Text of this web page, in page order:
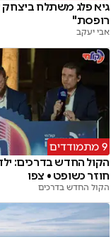
גיא פלג משתלח
רופסת"
אבי יעקב
9 מתמודדים
הקול החדש בדרכים:
חוזר כשופט • צפו
הקול החדש בדרכים